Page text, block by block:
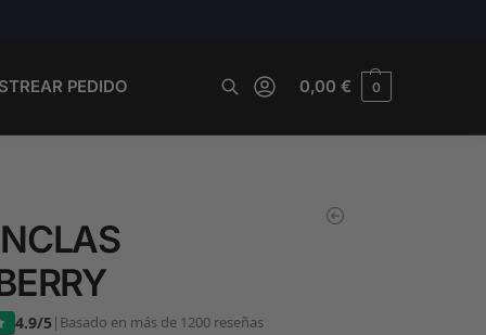
PEDIDO 0,00€ 0
4.9/5| Basado en más de 1200 reseñas